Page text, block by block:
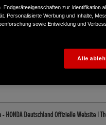
HONDA Deutschland Offizielle Website |
Endgeräteeigenschaften zur Identifikation
Personalisierte Werbung und Inhalte,
sowie Entwicklung und
Alle